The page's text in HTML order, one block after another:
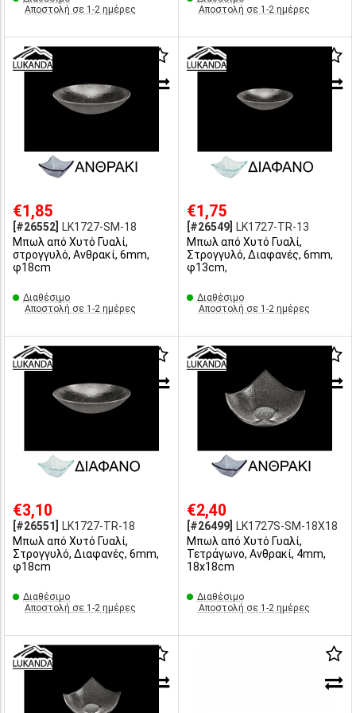
Αποστολή σε 1-2 ημέρες
Αποστολή σε 1-2 ημέρες
€1,85
[#26552]
LK1727-SM-18
Μπωλ από Χυτό Γυαλί,
στρογγυλό, Ανθρακί, 6mm,
φ18cm
Διαθέσιμο
Αποστολή σε 1-2 ημέρες
€1,75
[#26549]
LK1727-TR-13
Μπωλ από Χυτό Γυαλί,
Στρογγυλό, Διαφανές, 6mm,
φ13cm,
Διαθέσιμο
Αποστολή σε 1-2 ημέρες
€3,10
[#26551]
LK1727-TR-18
Μπωλ από Χυτό Γυαλί,
Στρογγυλό, Διαφανές, 6mm,
φ18cm
Διαθέσιμο
Αποστολή σε 1-2 ημέρες
€2,40
[#26499]
LK1727S-SM-18X18
Μπωλ από Χυτό Γυαλί,
Τετράγωνο, Ανθρακί, 4mm,
18x18cm
Διαθέσιμο
Αποστολή σε 1-2 ημέρες